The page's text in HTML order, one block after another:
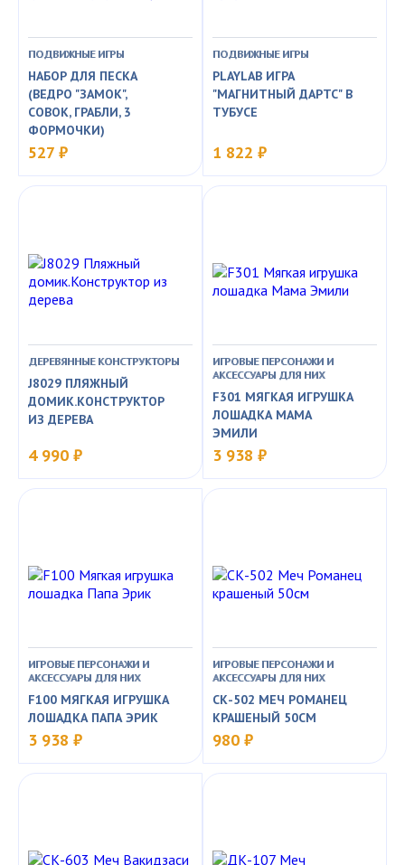
ПОДВИЖНЫЕ ИГРЫ
НАБОР ДЛЯ ПЕСКА
(ВЕДРО "ЗАМОК",
СОВОК, ГРАБЛИ, 3
ФОРМОЧКИ)
527 ₽
ПОДВИЖНЫЕ ИГРЫ
PLAYLAB ИГРА
"МАГНИТНЫЙ ДАРТС" В
ТУБУСЕ
1 822 ₽
ДЕРЕВЯННЫЕ КОНСТРУКТОРЫ
J8029 ПЛЯЖНЫЙ
ДОМИК.КОНСТРУКТОР
ИЗ ДЕРЕВА
4 990 ₽
ИГРОВЫЕ ПЕРСОНАЖИ И
АКСЕССУАРЫ ДЛЯ НИХ
F301 МЯГКАЯ ИГРУШКА
ЛОШАДКА МАМА
ЭМИЛИ
3 938 ₽
ИГРОВЫЕ ПЕРСОНАЖИ И
АКСЕССУАРЫ ДЛЯ НИХ
F100 МЯГКАЯ ИГРУШКА
ЛОШАДКА ПАПА ЭРИК
3 938 ₽
ИГРОВЫЕ ПЕРСОНАЖИ И
АКСЕССУАРЫ ДЛЯ НИХ
СК-502 МЕЧ РОМАНЕЦ
КРАШЕНЫЙ 50СМ
980 ₽